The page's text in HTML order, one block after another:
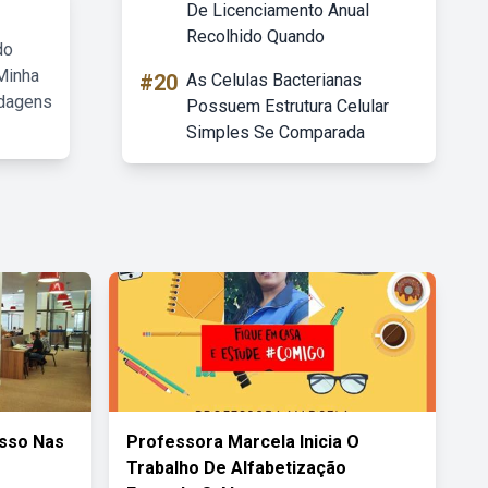
De Licenciamento Anual
Recolhido Quando
#20 As Celulas Bacterianas
Possuem Estrutura Celular
Simples Se Comparada
Nas
Professora Marcela Inicia O
Trabalho De Alfabetização